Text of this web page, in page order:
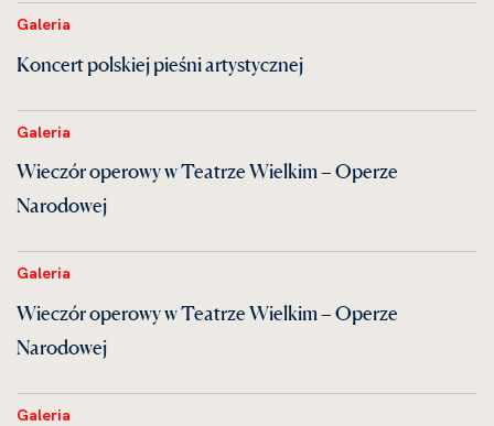
Galeria
Koncert polskiej pieśni artystycznej
Galeria
Wieczór operowy w Teatrze Wielkim – Operze
Narodowej
Galeria
Wieczór operowy w Teatrze Wielkim – Operze
Narodowej
Galeria